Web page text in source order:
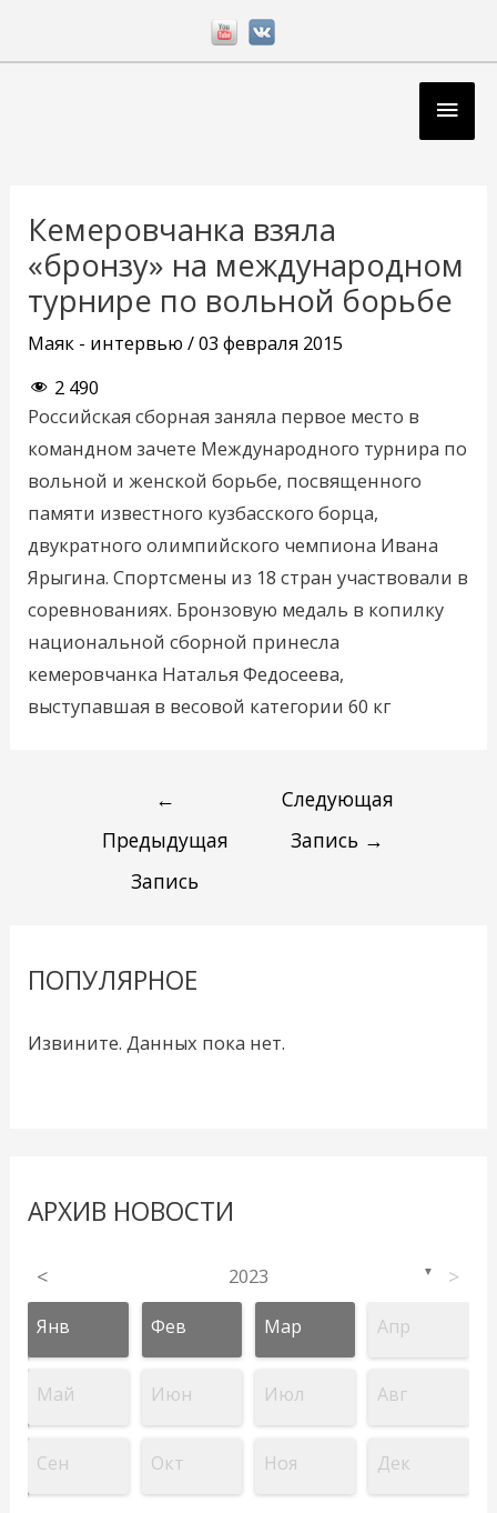
Кемеровчанка взяла
«бронзу» на международном
турнире по вольной борьбе
Маяк - интервью /03 февраля 2015
2 490
Российская сборная заняла первое место в
командном зачете Международного турнира по
вольной и женской борьбе, посвященного
памяти известного кузбасского борца,
двукратного олимпийского чемпиона Ивана
Ярыгина. Спортсмены из 18 стран участвовали в
соревнованиях. Бронзовую медаль в копилку
национальной сборной принесла
кемеровчанка Наталья Федосеева,
выступавшая в весовой категории 60 кг
записям
←
Предыдущая
Запись
Следующая
Запись →
ПОПУЛЯРНОЕ
Извините. Данных пока нет.
АРХИВ НОВОСТИ
< 2023 ▼ >
Янв Фев Мар Апр
Май Июн Июл Авг
Сен Окт Ноя Дек